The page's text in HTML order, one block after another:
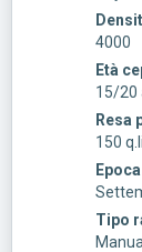
4000
Età
15/20
Resa
150 q.li
Tipo